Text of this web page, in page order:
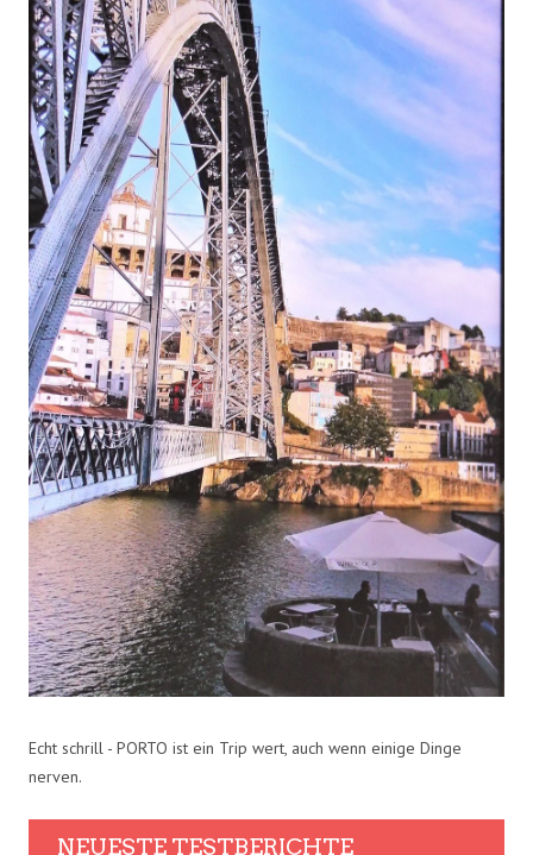
Echt schrill - PORTO ist ein Trip wert, auch wenn einige Dinge
nerven.
NEUESTE TESTBERICHTE